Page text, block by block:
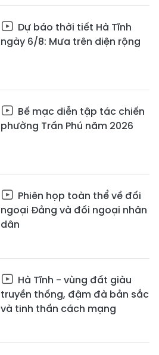
Dự báo thời tiết Hà Tĩnh
ngày 6/8: Mưa trên diện rộng
Bế mạc diễn tập tác chiến
phường Trần Phú năm 2026
Phiên họp toàn thể về đối
ngoại Đảng và đối ngoại nhân
dân
Hà Tĩnh - vùng đất giàu
truyền thống, đậm đà bản sắc
và tinh thần cách mạng